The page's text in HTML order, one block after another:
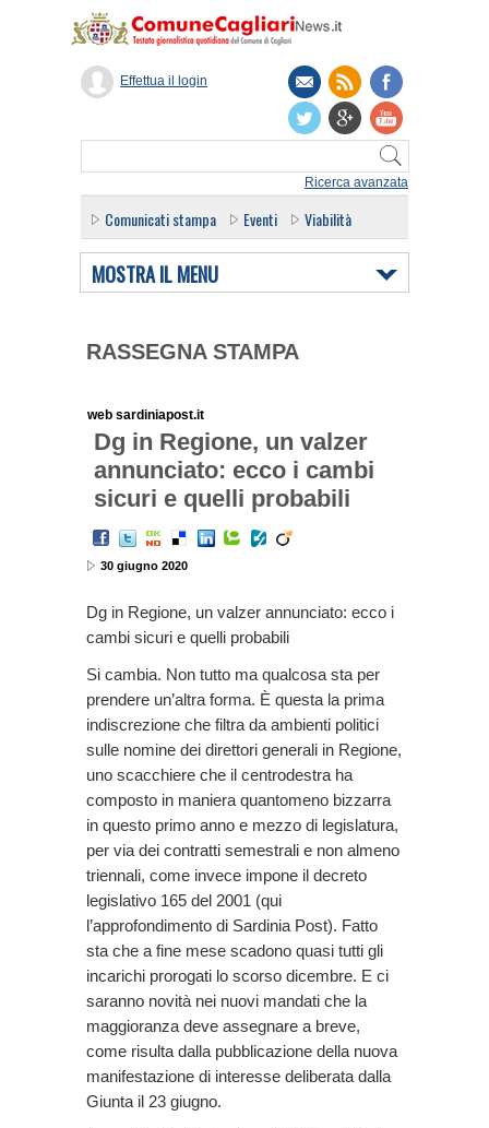
Ricerca avanzata
Effettua il login
Comunicati stampa Eventi Viabilità
MOSTRA IL MENU
RASSEGNA STAMPA
web sardiniapost.it
Dg in Regione, un valzer
annunciato: ecco i cambi
sicuri e quelli probabili
30 giugno 2020
Dg in Regione, un valzer annunciato: ecco i
cambi sicuri e quelli probabili
Si cambia. Non tutto ma qualcosa sta per
prendere un’altra forma. È questa la prima
indiscrezione che filtra da ambienti politici
sulle nomine dei direttori generali in Regione,
uno scacchiere che il centrodestra ha
composto in maniera quantomeno bizzarra
in questo primo anno e mezzo di legislatura,
per via dei contratti semestrali e non almeno
triennali, come invece impone il decreto
legislativo 165 del 2001 (qui
l’approfondimento di Sardinia Post). Fatto
sta che a fine mese scadono quasi tutti gli
incarichi prorogati lo scorso dicembre. E ci
saranno novità nei nuovi mandati che la
maggioranza deve assegnare a breve,
come risulta dalla pubblicazione della nuova
manifestazione di interesse deliberata dalla
Giunta il 23 giugno.